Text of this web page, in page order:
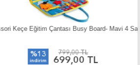
Montessori Keçe Eğitim Çantası Busy Board- Mavi 4 Sayfa
799,00 TL
699,00 TL